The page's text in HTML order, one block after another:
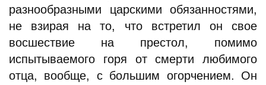
разнообразными царскими обязанностями,
не взирая на то, что встретил он свое
восшествие на престол, помимо
испытываемого горя от смерти любимого
отца, вообще, с большим огорчением. Он